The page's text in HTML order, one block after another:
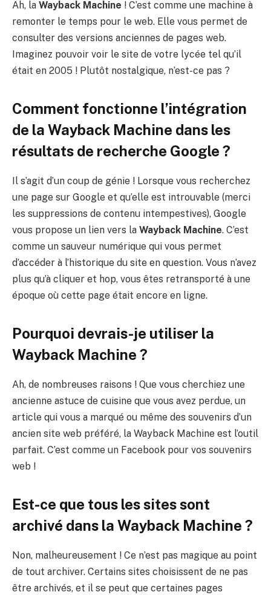
Ah, la Wayback Machine ! C’est comme une machine à
remonter le temps pour le web. Elle vous permet de
consulter des versions anciennes de pages web.
Imaginez pouvoir voir le site de votre lycée tel qu’il
était en 2005 ! Plutôt nostalgique, n’est-ce pas ?
Comment fonctionne l’intégration
de la Wayback Machine dans les
résultats de recherche Google ?
Il s’agit d’un coup de génie ! Lorsque vous recherchez
une page sur Google et qu’elle est introuvable (merci
les suppressions de contenu intempestives), Google
vous propose un lien vers la Wayback Machine. C’est
comme un sauveur numérique qui vous permet
d’accéder à l’historique du site en question. Vous n’avez
plus qu’à cliquer et hop, vous êtes retransporté à une
époque où cette page était encore en ligne.
Pourquoi devrais-je utiliser la
Wayback Machine ?
Ah, de nombreuses raisons ! Que vous cherchiez une
ancienne astuce de cuisine que vous avez perdue, un
article qui vous a marqué ou même des souvenirs d’un
ancien site web préféré, la Wayback Machine est l’outil
parfait. C’est comme un Facebook pour vos souvenirs
web !
Est-ce que tous les sites sont
archivé dans la Wayback Machine ?
Non, malheureusement ! Ce n’est pas magique au point
de tout archiver. Certains sites choisissent de ne pas
être archivés, et il se peut que certaines pages